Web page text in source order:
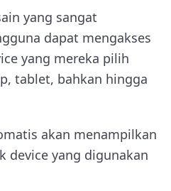
yang sangat
dapat mengakses
yang mereka pilih
tablet, bahkan hingga
akan menampilkan
device yang digunakan